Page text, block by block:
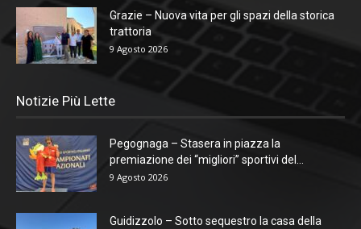
Grazie – Nuova vita per gli spazi della storica
trattoria
9 Agosto 2026
Notizie Più Lette
Pegognaga – Stasera in piazza la
premiazione dei “migliori” sportivi del...
9 Agosto 2026
Guidizzolo – Sotto sequestro la casa della